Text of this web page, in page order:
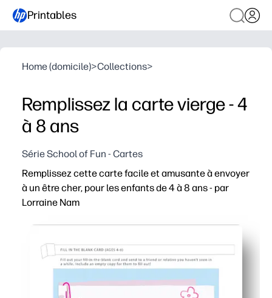
Printables
Home (domicile)>Collections>
Remplissez la carte vierge - 4
à 8 ans
Série School of Fun - Cartes
Remplissez cette carte facile et amusante à envoyer
à un être cher, pour les enfants de 4 à 8 ans - par
Lorraine Nam